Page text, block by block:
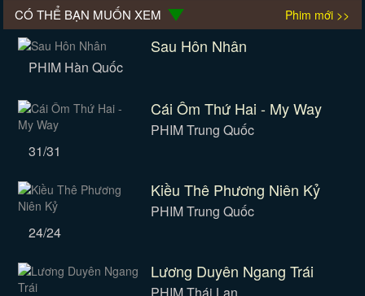
CÓ THỂ BẠN MUỐN XEM
Phim mới >>
Sau Hôn Nhân
PHIM Hàn Quốc
Cái Ôm Thứ Hai - My Way
PHIM Trung Quốc
31/31
Kiều Thê Phương Niên Kỷ
PHIM Trung Quốc
24/24
Lương Duyên Ngang Trái